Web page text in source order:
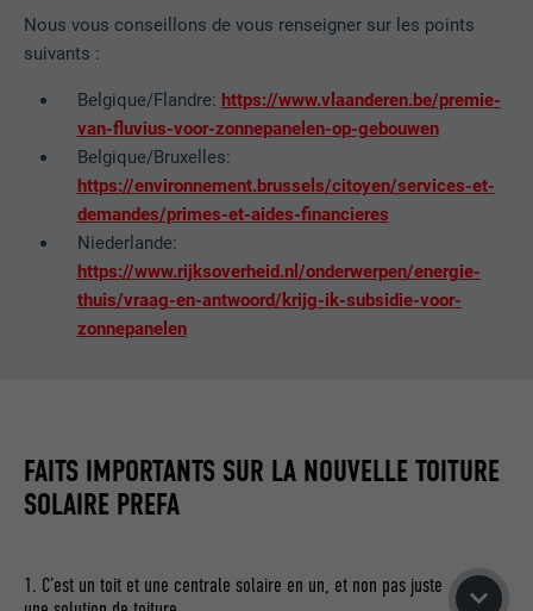
Nous vous conseillons de vous renseigner sur les points
suivants :
Belgique/Flandre: https://www.vlaanderen.be/premie-
van-fluvius-voor-zonnepanelen-op-gebouwen
Belgique/Bruxelles:
https://environnement.brussels/citoyen/services-et-
demandes/primes-et-aides-financieres
Niederlande:
https://www.rijksoverheid.nl/onderwerpen/energie-
thuis/vraag-en-antwoord/krijg-ik-subsidie-voor-
zonnepanelen
FAITS IMPORTANTS SUR LA NOUVELLE TOITURE
SOLAIRE PREFA
1. C’est un toit et une centrale solaire en un, et non pas juste
FOURNISSEUR
EXPIRATION 3 mois
UTILITÉ Cookie identificateur de navigateur
NOM
FOURNISSEUR LinkedIn
EXPIRATION
NOM GPS
EXPIRATION 1 jour